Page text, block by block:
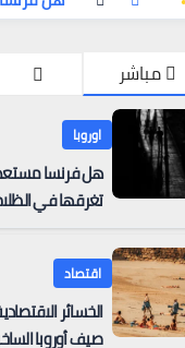
مباشر
اوروبا
هل فرنسا
تغرقها في
اقتصاد
الخسائر
صيف أوروبا